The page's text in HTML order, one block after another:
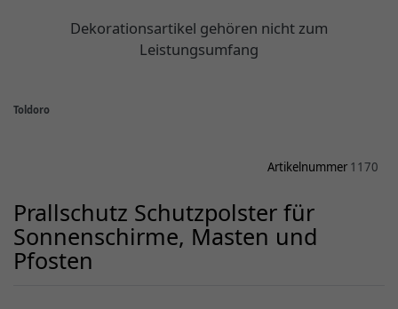
Dekorationsartikel gehören nicht zum
Leistungsumfang
Toldoro
Artikelnummer 1170
Prallschutz Schutzpolster für
Sonnenschirme, Masten und
Pfosten